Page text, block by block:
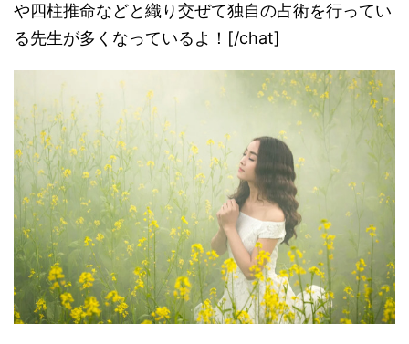
や四柱推命などと織り交ぜて独自の占術を行ってい
る先生が多くなっているよ！[/chat]